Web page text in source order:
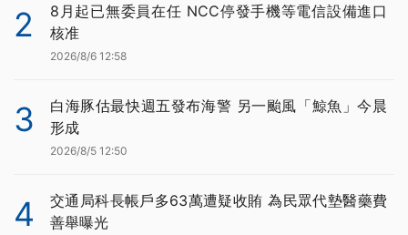
2
8月起已無委員在任 NCC停發手機等電信設備進口
核准
2026/8/6 12:58
3
白海豚估最快週五發布海警 另一颱風「鯨魚」今晨
形成
2026/8/5 12:50
4
交通局科長帳戶多63萬遭疑收賄 為民眾代墊醫藥費
善舉曝光